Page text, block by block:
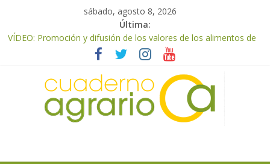
sábado, agosto 8, 2026
Última:
VÍDEO: Promoción y difusión de los valores de los alimentos de
origen cooperativo en escuelas de hostelería
UPA Granada advierte de una vendimia marcada por el
desplome de la demanda, que obligará a muchos viticultores a
dejar la uva en el campo
El Ministerio de Agricultura, Pesca y Alimentación impulsa un
nuevo protocolo de certificación del ibérico para reforzar la